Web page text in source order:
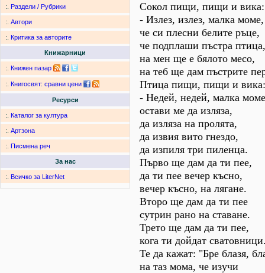
:. Раздели / Рубрики
:. Автори
:. Критика за авторите
Книжарници
:. Книжен пазар
:. Книгосвят: сравни цени
Ресурси
:. Каталог за култура
:. Артзона
:. Писмена реч
За нас
:. Всичко за LiterNet
Сокол пищи, пищи и вика:
- Излез, излез, малка моме,
че си плесни белите ръце,
че подплаши пъстра
на мен ще е бялото месо,
на теб ще дам пъстрите
Птица пищи, пищи и вика:
- Недей, недей, малка
остави ме да изляза,
да изляза на пролята,
да извия вито гнездо,
да изпиля три пиленца.
Първо ще дам да ти пее,
да ти пее вечер късно,
вечер късно, на лягане.
Второ ще дам да ти пее
сутрин рано на ставане.
Трето ще дам да ти пее,
кога ти дойдат
Те да кажат: "Бре блазя,
на таз мома, че изучи